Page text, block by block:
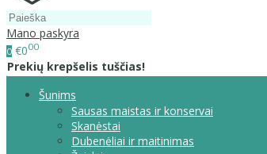
Mano paskyra
0 €000
Prekių krepšelis tuščias!
Šunims
Sausas maistas ir konservai
Skanėstai
Dubenėliai ir maitinimas